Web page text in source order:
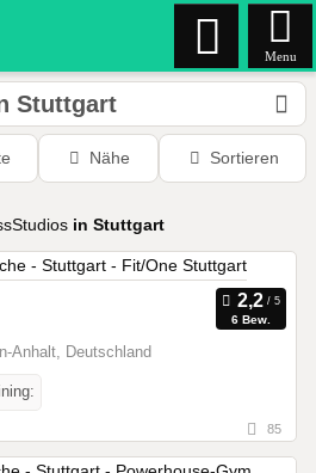
Menu
Stuttgart
Nähe Sortieren
in Stuttgart
6 Bew.
Anhalt, Deutschland
85